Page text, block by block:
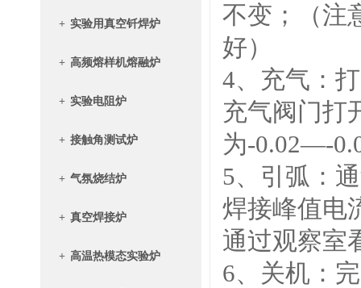
+ 实验用真空钎焊炉
+ 高频熔样机熔融炉
+ 实验电阻炉
+ 接触角测试炉
+ 气氛烧结炉
+ 真空焊接炉
+ 高温热模态实验炉
不变；（注
好）
4、充气：
充气阀门打
为-0.02—-
5、引弧：
焊接峰值电
通过观察室
6、关机：